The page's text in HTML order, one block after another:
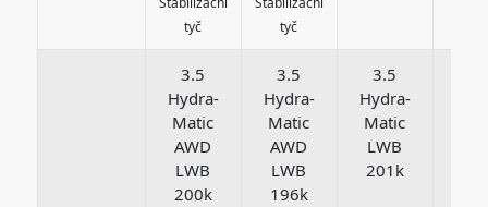
tyč
tyč
3.5
Hydra-
Matic
AWD
LWB
200k
3.5
Hydra-
Matic
AWD
LWB
196k
3.5
Hydra-
Matic
LWB
201k